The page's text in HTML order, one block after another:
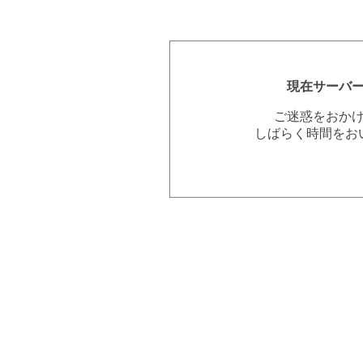
現在サーバ
ご迷惑をおか
しばらく時間を